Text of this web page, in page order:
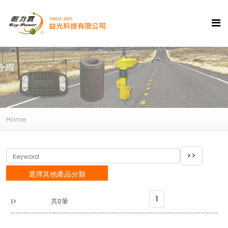
Home
選擇其他產品分類
1> 共0筆 1